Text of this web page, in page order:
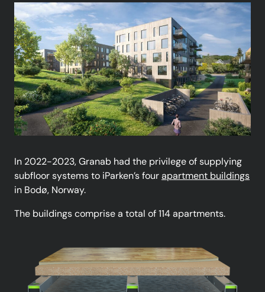
In 2022-2023, Granab had the privilege of supplying
subfloor systems to iParken’s four apartment buildings
in Bodø, Norway.
The buildings comprise a total of 114 apartments.